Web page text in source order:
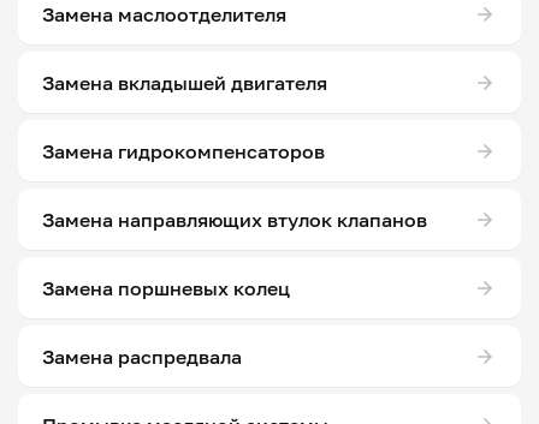
Замена маслоотделителя
Замена вкладышей двигателя
Замена гидрокомпенсаторов
Замена направляющих втулок клапанов
Замена поршневых колец
Замена распредвала